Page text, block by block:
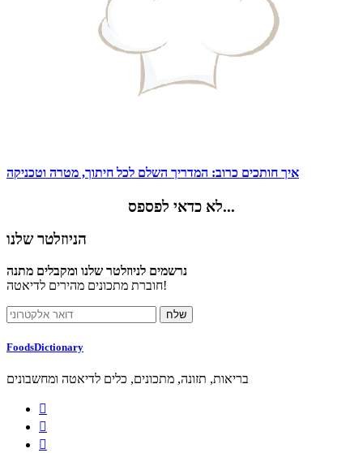
איך חותכים כרוב: המדריך השלם לכל חיתוך, מטרה וטכניקה
לא כדאי לפספס...
הניוזלטר שלנו
נרשמים לניוזלטר שלנו ומקבלים מתנה
חוברת מתכונים מהירים לדיאטה!
FoodsDictionary
בריאות, תזונה, מתכונים, כלים לדיאטה ומחשבונים


